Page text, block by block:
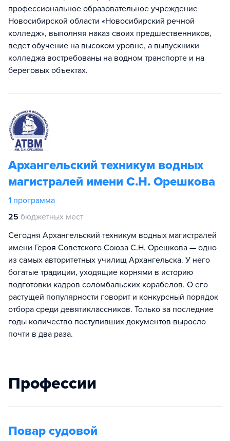
профессиональное образовательное учреждение
Новосибирской области «Новосибирский речной
колледж», выполняя наказ своих предшественников,
ведет обучение на высоком уровне, а выпускники
колледжа востребованы на водном транспорте и на
береговых объектах.
Архангельский техникум водных
магистралей имени С.Н. Орешкова
1 программа
25 бюджетных мест
Сегодня Архангельский техникум водных магистралей
имени Героя Советского Союза С.Н. Орешкова — одно
из самых авторитетных училищ Архангельска. У него
богатые традиции, уходящие корнями в историю
подготовки кадров соломбальских корабелов. О его
растущей популярности говорит и конкурсный порядок
отбора среди девятиклассников. Только за последние
годы количество поступивших доку­ментов выросло
почти в два раза.
Профессии
Повар судовой